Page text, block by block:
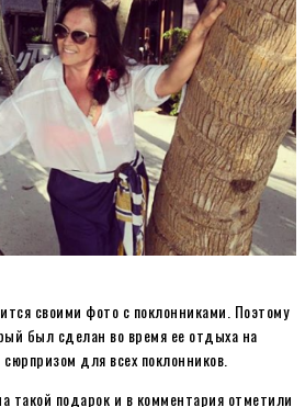
своими фото с поклонниками. Поэтому
был сделан во время ее отдыха на
для всех поклонников.
такой подарок и в комментария отметили